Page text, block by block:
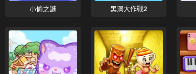
小偷之謎 黑洞大作戰2